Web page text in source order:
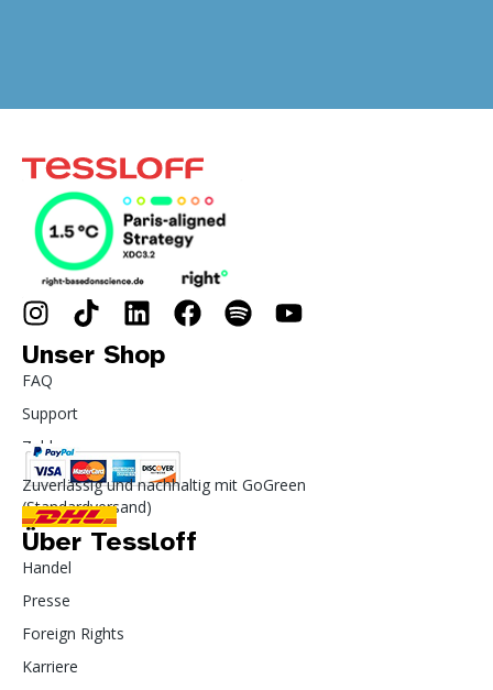
Unser Shop
FAQ
Support
Zahlung
Zuverlässig und nachhaltig mit GoGreen
(Standardversand)
Über Tessloff
Handel
Presse
Foreign Rights
Karriere